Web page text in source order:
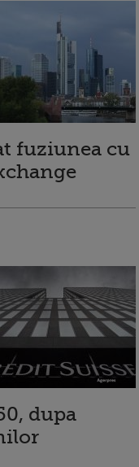
fuziunea cu
dupa